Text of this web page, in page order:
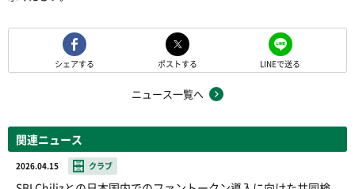
シェアする ポストする LINEで送る
ニュース一覧へ
関連ニュース
2026.04.15 クラブ